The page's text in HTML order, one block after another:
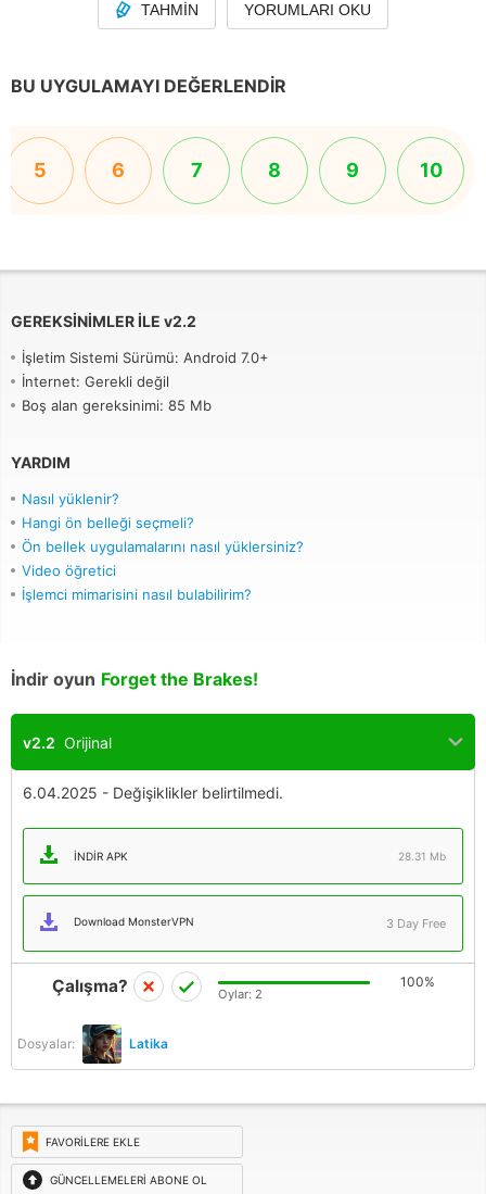
TAHMIN YORUMLARI OKU
BU UYGULAMAYI DEĞERLENDIR
5 6 7 8 9 10
GEREKSINIMLER ILE v2.2
İşletim Sistemi Sürümü: Android 7.0+
İnternet: Gerekli değil
Boş alan gereksinimi: 85 Mb
YARDIM
Nasıl yüklenir?
Hangi ön belleği seçmeli?
Ön bellek uygulamalarını nasıl yüklersiniz?
Video öğretici
İşlemci mimarisini nasıl bulabilirim?
İndir oyun Forget the Brakes!
v2.2 Orijinal
6.04.2025 - Değişiklikler belirtilmedi.
İNDIR APK 28.31 Mb
Download MonsterVPN 3 Day Free
Dosyalar: Latika
Çalışma? 100%
Oylar: 2
FAVORILERE EKLE
GÜNCELLEMELERI ABONE OL